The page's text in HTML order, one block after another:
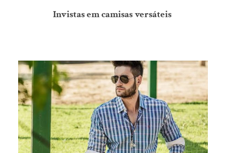
Invistas em camisas versáteis